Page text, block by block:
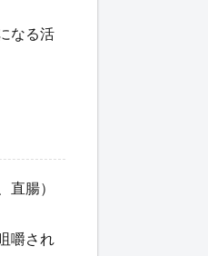
なる活
腸）
嚼され